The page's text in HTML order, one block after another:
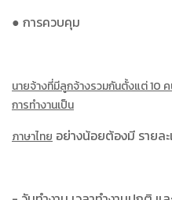
● การควบคุม
นายจ้างที่มีลูกจ้างรวมกันตั้งแต่ 10
การทำงานเป็น
ภาษาไทย อย่างน้อยต้องมี รายล